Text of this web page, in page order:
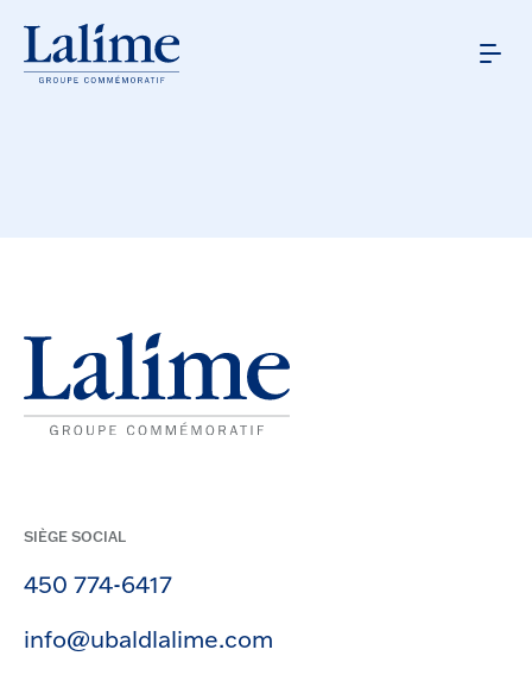
SIÈGE SOCIAL
450 774-6417
info@ubaldlalime.com